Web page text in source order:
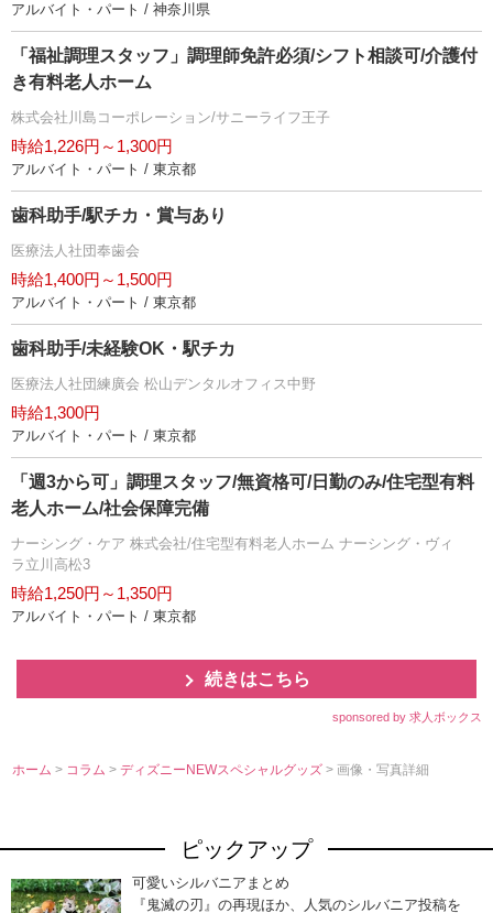
アルバイト・パート / 神奈川県
「福祉調理スタッフ」調理師免許必須/シフト相談可/介護付
き有料老人ホーム
株式会社川島コーポレーション/サニーライフ王子
時給1,226円～1,300円
アルバイト・パート / 東京都
歯科助手/駅チカ・賞与あり
医療法人社団奉歯会
時給1,400円～1,500円
アルバイト・パート / 東京都
歯科助手/未経験OK・駅チカ
医療法人社団練廣会 松山デンタルオフィス中野
時給1,300円
アルバイト・パート / 東京都
「週3から可」調理スタッフ/無資格可/日勤のみ/住宅型有料
老人ホーム/社会保障完備
ナーシング・ケア 株式会社/住宅型有料老人ホーム ナーシング・ヴィ
ラ立川高松3
時給1,250円～1,350円
アルバイト・パート / 東京都
続きはこちら
sponsored by 求人ボックス
ホーム > コラム>ディズニーNEWスペシャルグッズ> 画像・写真詳細
ピックアップ
可愛いシルバニアまとめ
『鬼滅の刃』の再現ほか、人気のシルバニア投稿を